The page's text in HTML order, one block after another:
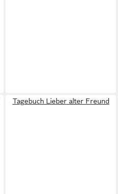
Tagebuch Lieber alter Freund